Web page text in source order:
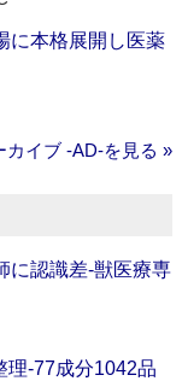
に本格展開し医薬
イブ ‐AD‐を見る »
に認識差‐獣医療専
理‐77成分1042品